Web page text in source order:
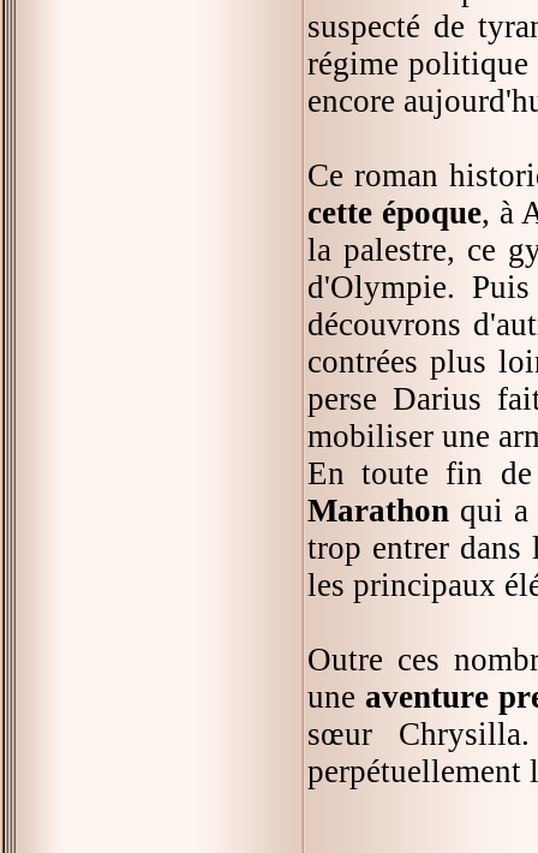
suspecté de
régime politique
encore
Ce roman
cette époque, à
la palestre, ce
d'Olympie.
découvrons
contrées plus
perse Darius
mobiliser une
En toute fin
Marathon qui a
trop entrer dans
les principaux
Outre ces
une aventure
sœur Chrysilla.
perpétuellement